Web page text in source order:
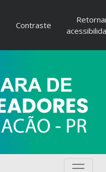
Contraste